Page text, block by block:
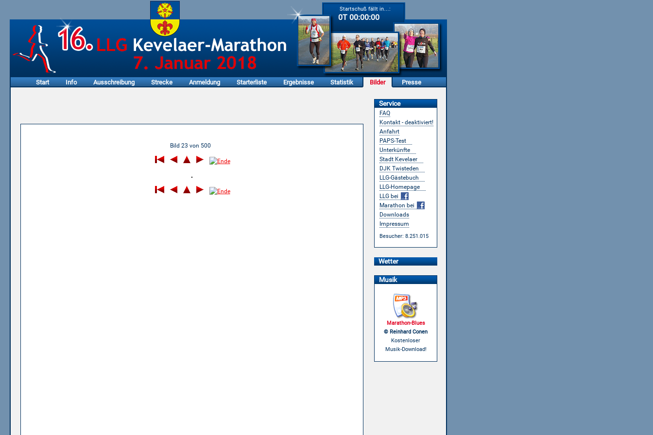
Startschuß fällt in…:
0T 00:00:00
Start Info Ausschreibung Strecke Anmeldung Starterliste Ergebnisse Statistik Bilder Presse
Service
FAQ
Kontakt - deaktiviert!
Anfahrt
PAPS-Test
Unterkünfte
Stadt Kevelaer
DJK Twisteden
LLG-Gästebuch
LLG-Homepage
LLG bei
Marathon bei
Downloads
Impressum
Besucher: 8.251.015
Wetter
Musik
Marathon-Blues
© Reinhard Conen
Kostenloser
Musik-Download!
Bild 23 von 500